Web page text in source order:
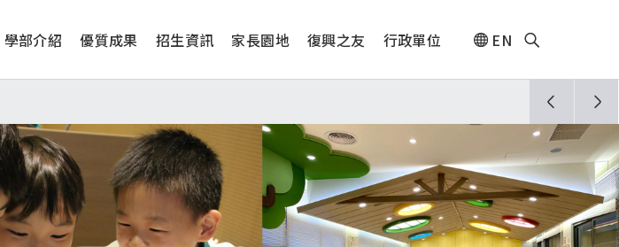
學部介紹 優質成果 招生資訊 家長園地 復興之友 行政單位 EN
一學府！
取標準。各組合4科60級分9人🎊
市人、車及各場所均須配合管制與避難演練，以免受罰。